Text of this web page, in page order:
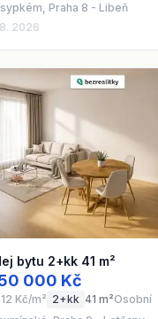
Praha 8 - Libeň
2026
bytu 2+kk 41 m²
000 Kč
Kč/m² 2+kk 41 m²Osobní